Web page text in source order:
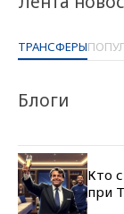
ТРАНСФЕРЫ
Блоги
Кто
при